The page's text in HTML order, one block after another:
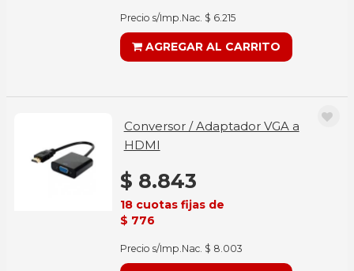
Precio s/Imp.Nac. $ 6.215
AGREGAR AL CARRITO
Conversor / Adaptador VGA a
HDMI
$ 8.843
18 cuotas fijas de
$ 776
Precio s/Imp.Nac. $ 8.003